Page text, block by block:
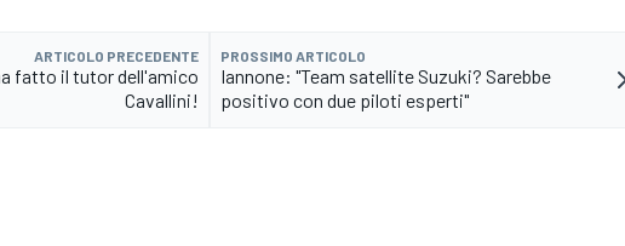
ARTICOLO PRECEDENTE
fatto il tutor dell'amico
Cavallini!
PROSSIMO ARTICOLO
Iannone: "Team satellite Suzuki? Sarebbe
positivo con due piloti esperti"